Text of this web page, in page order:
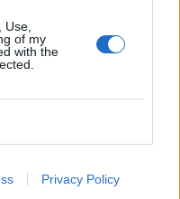
of my
with the
Privacy Policy
tekee paluun
Suomen 2.
samasta tilanteesta
15:10 – näin katsot